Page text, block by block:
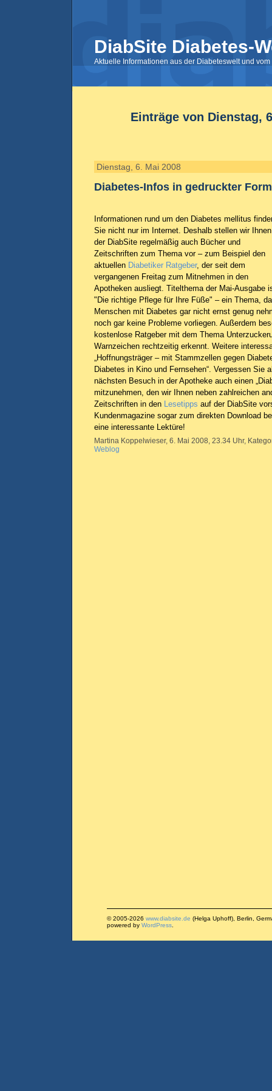
DiabSite Diabetes-
Aktuelle Informationen aus der Diabeteswelt und
Einträge von Dienstag,
Dienstag, 6. Mai 2008
Diabetes-Infos in gedruckter Form
Informationen rund um den Diabetes mellitus
Sie nicht nur im Internet. Deshalb stellen wir
der DiabSite regelmäßig auch Bücher und
Zeitschriften zum Thema vor – zum Beispiel den
aktuellen Diabetiker Ratgeber, der seit dem
vergangenen Freitag zum Mitnehmen in den
Apotheken ausliegt. Titelthema der Mai-Ausgabe
"Die richtige Pflege für Ihre Füße" – ein Thema,
Menschen mit Diabetes gar nicht ernst genug
noch gar keine Probleme vorliegen. Außerdem
kostenlose Ratgeber mit dem Thema
Warnzeichen rechtzeitig erkennt. Weitere
„Hoffnungsträger – mit Stammzellen gegen
Diabetes in Kino und Fernsehen“. Vergessen Sie
nächsten Besuch in der Apotheke auch einen
mitzunehmen, den wir Ihnen neben zahlreichen
Zeitschriften in den Lesetipps auf der DiabSite
Kundenmagazine sogar zum direkten Download
eine interessante Lektüre!
Martina Koppelwieser, 6. Mai 2008, 23.34 Uhr,
Weblog
© 2005-2026 www.diabsite.de (Helga Uphoff), Berlin,
powered by WordPress.